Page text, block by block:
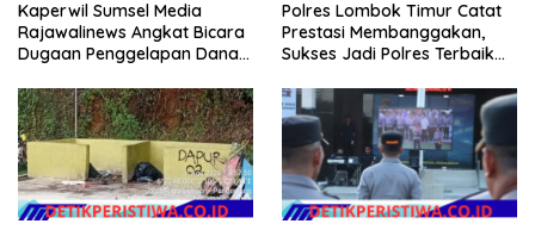
Kaperwil Sumsel Media
Rajawalinews Angkat Bicara
Dugaan Penggelapan Dana
Argomulyo Belitang Jaya
Hilang 3 Bulan Bawa
Anggaran Pembangunan
Polres Lombok Timur Catat
Prestasi Membanggakan,
Sukses Jadi Polres Terbaik
NTB